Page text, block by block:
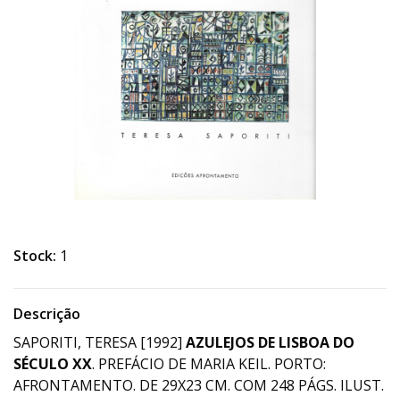
Stock: 1
Descrição
SAPORITI, TERESA [1992] AZULEJOS DE LISBOA DO
SÉCULO XX. PREFÁCIO DE MARIA KEIL. PORTO:
AFRONTAMENTO. DE 29X23 CM. COM 248 PÁGS. ILUST.